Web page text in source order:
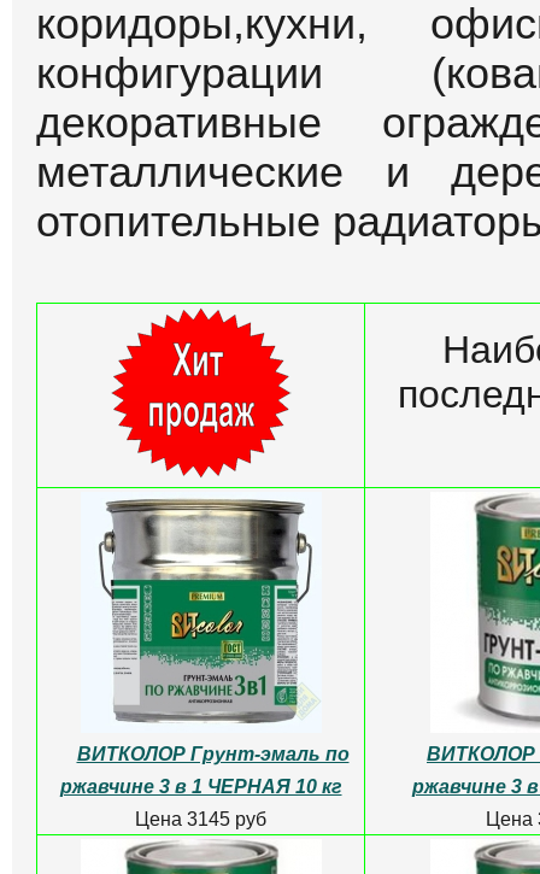
коридоры,кухни,
конфигурации
декоративные
металлические и
отопительные
ВИТКОЛОР Грунт-эмаль по
ржавчине 3 в 1 ЧЕРНАЯ 10 кг
Цена 3145 руб
ВИТКОЛОР
ржавчине 3
Цена